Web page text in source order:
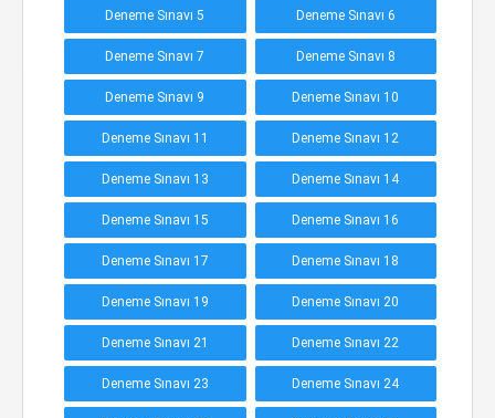
Deneme Sınavı 5 Deneme Sınavı 6
Deneme Sınavı 7 Deneme Sınavı 8
Deneme Sınavı 9 Deneme Sınavı 10
Deneme Sınavı 11 Deneme Sınavı 12
Deneme Sınavı 13 Deneme Sınavı 14
Deneme Sınavı 15 Deneme Sınavı 16
Deneme Sınavı 17 Deneme Sınavı 18
Deneme Sınavı 19 Deneme Sınavı 20
Deneme Sınavı 21 Deneme Sınavı 22
Deneme Sınavı 23 Deneme Sınavı 24